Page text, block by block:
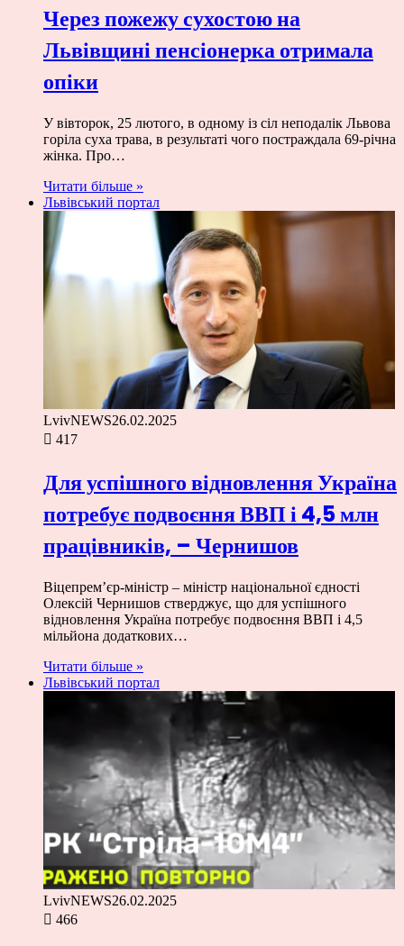
Через пожежу сухостою на
Львівщині пенсіонерка отримала
опіки
У вівторок, 25 лютого, в одному із сіл неподалік Львова
горіла суха трава, в результаті чого постраждала 69-річна
жінка. Про…
Читати більше »
Львівський портал
LvivNEWS26.02.2025
417
Для успішного відновлення Україна
потребує подвоєння ВВП і 4,5 млн
працівників, – Чернишов
Віцепрем’єр-міністр – міністр національної єдності
Олексій Чернишов стверджує, що для успішного
відновлення Україна потребує подвоєння ВВП і 4,5
мільйона додаткових…
Читати більше »
Львівський портал
LvivNEWS26.02.2025
466